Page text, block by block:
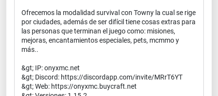
Ofrecemos la modalidad survival con Towny la cual se rige
por ciudades, además de ser difícil tiene cosas extras para
las personas que terminan el juego como: misiones,
mejoras, encantamientos especiales, pets, mcmmo y
más..
&gt; IP: onyxmc.net
&gt; Discord: https://discordapp.com/invite/MRrT6YT
&gt; Web: https://onyxmc.buycraft.net